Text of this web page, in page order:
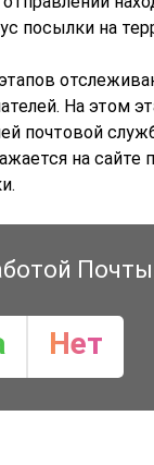
посылки на
На этом
почтовой
на
Нет